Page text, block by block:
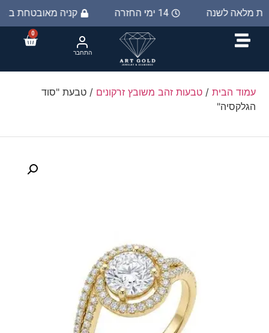
קניה מאובטחת ב 100% 14 ימי החזרה מלאה לשנה
0
התחבר
עמוד הבית / טבעות זהב משובץ זרקונים / טבעת "סוד
הגלקסיה"